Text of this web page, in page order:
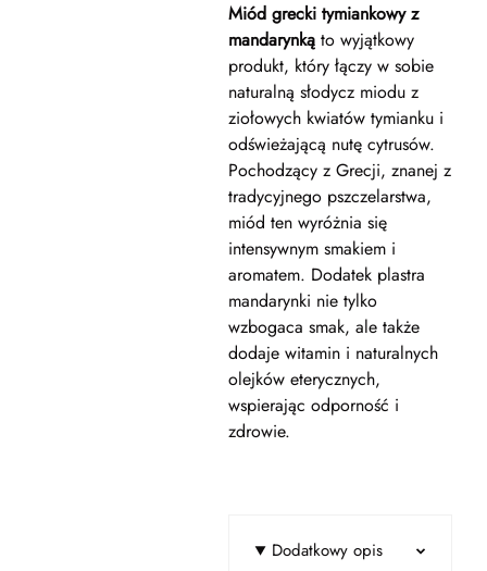
Miód grecki tymiankowy z
mandarynkąto wyjątkowy
produkt, który łączy w sobie
naturalną słodycz miodu z
ziołowych kwiatów tymianku i
odświeżającą nutę cytrusów.
Pochodzący z Grecji, znanej z
tradycyjnego pszczelarstwa,
miód ten wyróżnia się
intensywnym smakiem i
aromatem. Dodatek plastra
mandarynki nie tylko
wzbogaca smak, ale także
dodaje witamin i naturalnych
olejków eterycznych,
wspierając odporność i
zdrowie.
Dodatkowy opis